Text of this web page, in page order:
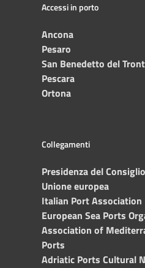
Accessi in porto
Ancona
Pesaro
San Benedetto del
Pescara
Ortona
Collegamenti
Presidenza del
Unione europea
Italian Port Association
European Sea Ports
Association of
Ports
Adriatic Ports Cultural